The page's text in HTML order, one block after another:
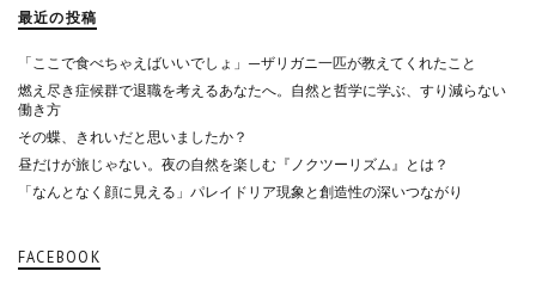
最近の投稿
「ここで食べちゃえばいいでしょ」—ザリガニ一匹が教えてくれたこと
燃え尽き症候群で退職を考えるあなたへ。自然と哲学に学ぶ、すり減らない
働き方
その蝶、きれいだと思いましたか？
昼だけが旅じゃない。夜の自然を楽しむ『ノクツーリズム』とは？
「なんとなく顔に見える」パレイドリア現象と創造性の深いつながり
FACEBOOK